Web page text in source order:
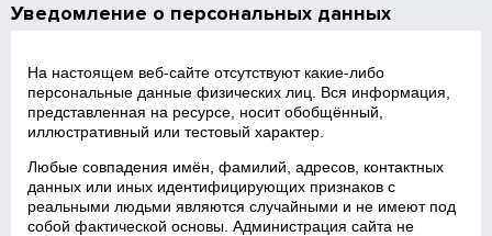
Уведомление о персональных данных
На настоящем веб‑сайте отсутствуют какие‑либо
персональные данные физических лиц. Вся информация,
представленная на ресурсе, носит обобщённый,
иллюстративный или тестовый характер.
Любые совпадения имён, фамилий, адресов, контактных
данных или иных идентифицирующих признаков с
реальными людьми являются случайными и не имеют под
собой фактической основы. Администрация сайта не